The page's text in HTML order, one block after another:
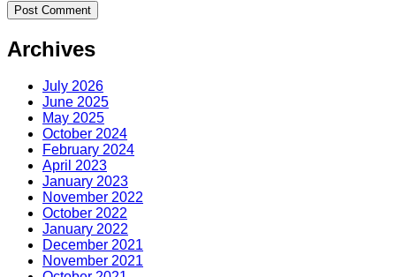
Archives
July 2026
June 2025
May 2025
October 2024
February 2024
April 2023
January 2023
November 2022
October 2022
January 2022
December 2021
November 2021